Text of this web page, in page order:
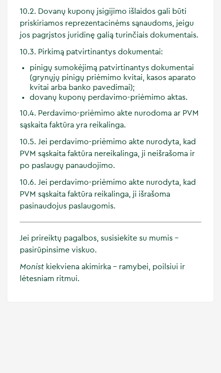
10.2. Dovanų kuponų įsigijimo išlaidos gali būti
priskiriamos reprezentacinėms sąnaudoms, jeigu
jos pagrįstos juridinę galią turinčiais dokumentais.
10.3. Pirkimą patvirtinantys dokumentai:
pinigų sumokėjimą patvirtinantys dokumentai
(grynųjų pinigų priėmimo kvitai, kasos aparato
kvitai arba banko pavedimai);
dovanų kuponų perdavimo-priėmimo aktas.
10.4. Perdavimo-priėmimo akte nurodoma ar PVM
sąskaita faktūra yra reikalinga.
10.5. Jei perdavimo-priėmimo akte nurodyta, kad
PVM sąskaita faktūra nereikalinga, ji neišrašoma ir
po paslaugų panaudojimo.
10.6. Jei perdavimo-priėmimo akte nurodyta, kad
PVM sąskaita faktūra reikalinga, ji išrašoma
pasinaudojus paslaugomis.
Jei prireiktų pagalbos, susisiekite su mumis –
pasirūpinsime viskuo.
Monist kiekviena akimirka – ramybei, poilsiui ir
lėtesniam ritmui.